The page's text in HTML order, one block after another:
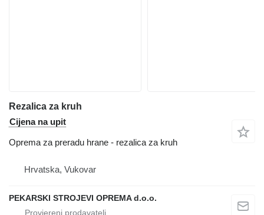
Rezalica za kruh
Cijena na upit
Oprema za preradu hrane - rezalica za kruh
Hrvatska, Vukovar
PEKARSKI STROJEVI OPREMA d.o.o.